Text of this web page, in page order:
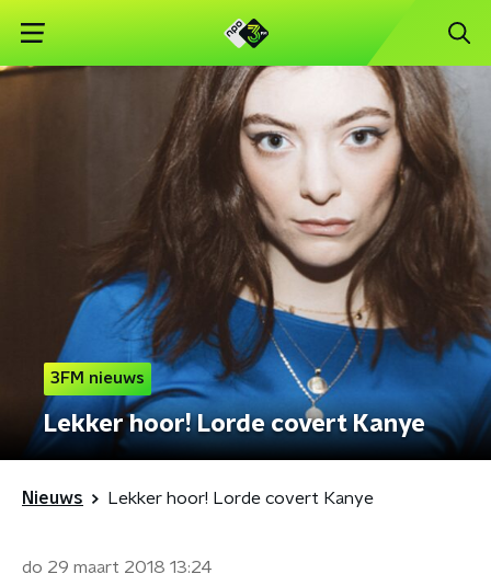
3FM nieuws
Lekker hoor! Lorde covert Kanye
Nieuws Lekker hoor! Lorde covert Kanye
do 29 maart 2018 13:24